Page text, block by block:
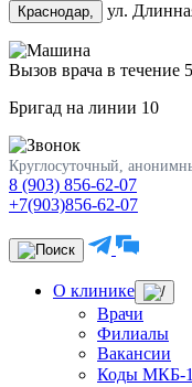
Краснодар, ул.
Вызов врача в течение
Бригад на линии 10
Круглосуточный,
8 (903) 856-62-07
+7(903)856-62-07
О клинике
Врачи
Филиалы
Вакансии
Коды МКБ-